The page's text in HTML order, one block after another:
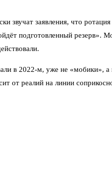
звучат заявления, что
подготовленный резерв».
в 2022-м, уже не «мобики»,
от реалий на линии